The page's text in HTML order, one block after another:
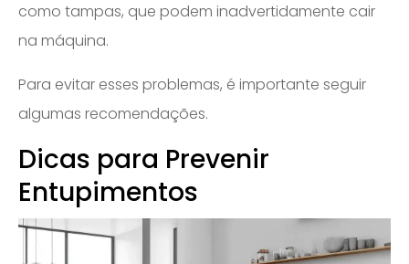
como tampas, que podem inadvertidamente cair
na máquina.
Para evitar esses problemas, é importante seguir
algumas recomendações.
Dicas para Prevenir
Entupimentos